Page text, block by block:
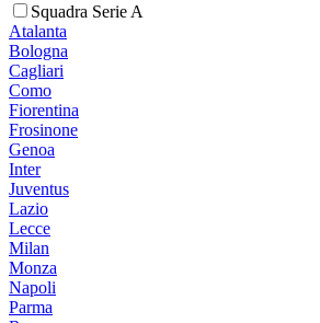
Squadra Serie A
Atalanta
Bologna
Cagliari
Como
Fiorentina
Frosinone
Genoa
Inter
Juventus
Lazio
Lecce
Milan
Monza
Napoli
Parma